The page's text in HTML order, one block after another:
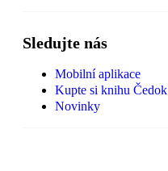
Sledujte nás
Mobilní aplikace
Kupte si knihu Čedok
Novinky